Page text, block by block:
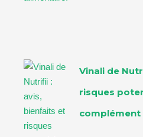
Vinali de
risques